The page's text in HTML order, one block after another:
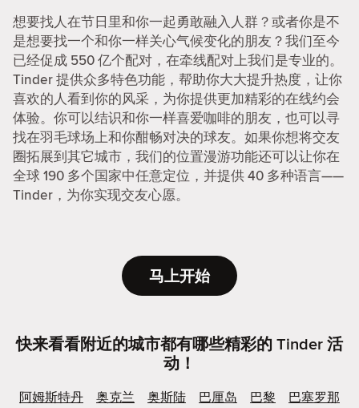
想要找人在节日里和你一起勇敢融入人群？或者你是不
是想要找一个和你一样关心气候变化的朋友？我们至今
已经促成 550 亿个配对，在牵线配对上我们是专业的。
Tinder 提供众多特色功能，帮助你大大提升热度，让你
喜欢的人看到你的风采，为你提供更加精彩的在线约会
体验。你可以结识和你一样喜爱咖啡的朋友，也可以寻
找在羽毛球场上和你酣畅对决的球友。如果你想将交友
圈拓展到其它城市，我们的位置漫游功能还可以让你在
全球 190 多个国家中任意定位，并提供 40 多种语言——
Tinder，为你实现交友心愿。
马上开始
快来看看附近的城市都有哪些精彩的 Tinder 活
动！
阿姆斯特丹 奥克兰 奥斯陆 巴厘岛 巴黎
巴塞罗那